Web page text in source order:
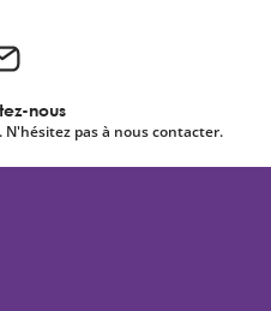
nous
pas à nous contacter.